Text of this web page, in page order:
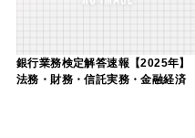
銀行業務検定解答速報【2025年】
法務・財務・信託実務・金融経済